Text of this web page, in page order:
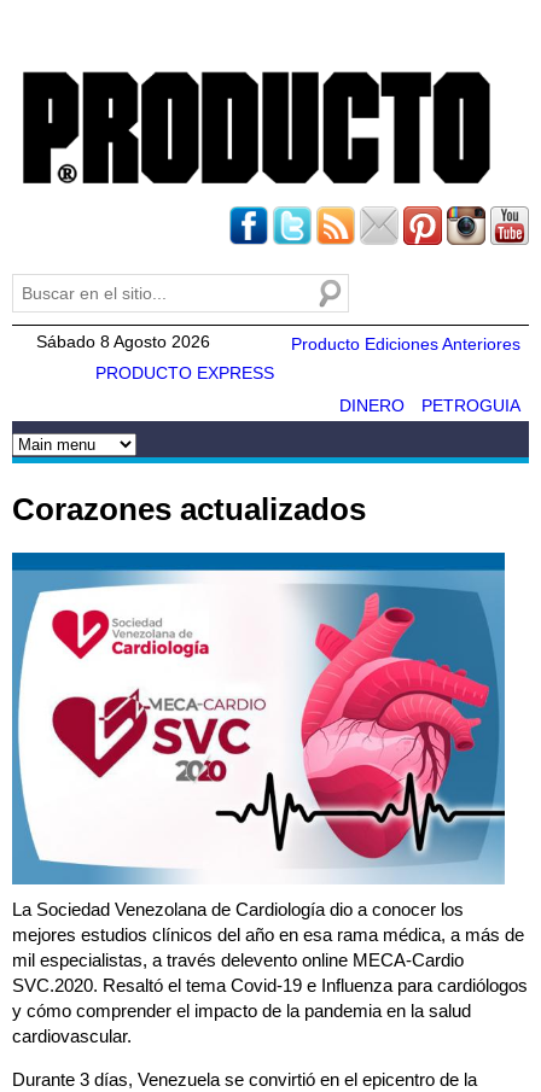
Formulario de búsqueda
Buscar
Sábado 8 Agosto 2026
Producto Ediciones Anteriores
PRODUCTO EXPRESS
PETROGUIA
DINERO
Corazones actualizados
La Sociedad Venezolana de Cardiología dio a conocer los
mejores estudios clínicos del año en esa rama médica, a más de
mil especialistas, a través delevento online MECA-Cardio
SVC.2020. Resaltó el tema Covid-19 e Influenza para cardiólogos
y cómo comprender el impacto de la pandemia en la salud
cardiovascular.
Durante 3 días, Venezuela se convirtió en el epicentro de la